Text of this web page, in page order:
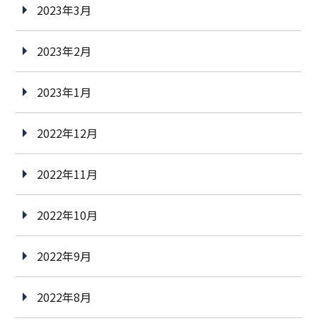
2023年3月
2023年2月
2023年1月
2022年12月
2022年11月
2022年10月
2022年9月
2022年8月